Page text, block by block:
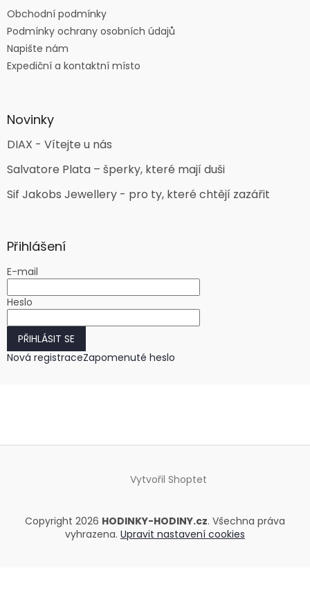
Obchodní podmínky
Podmínky ochrany osobních údajů
Napište nám
Expediční a kontaktní místo
Novinky
DIAX - Vítejte u nás
Salvatore Plata – šperky, které mají duši
Sif Jakobs Jewellery - pro ty, které chtějí zazářit
Přihlášení
E-mail
Heslo
PŘIHLÁSIT SE
Nová registraceZapomenuté heslo
Vytvořil Shoptet
Copyright 2026 HODINKY-HODINY.cz. Všechna práva
vyhrazena. Upravit nastavení cookies